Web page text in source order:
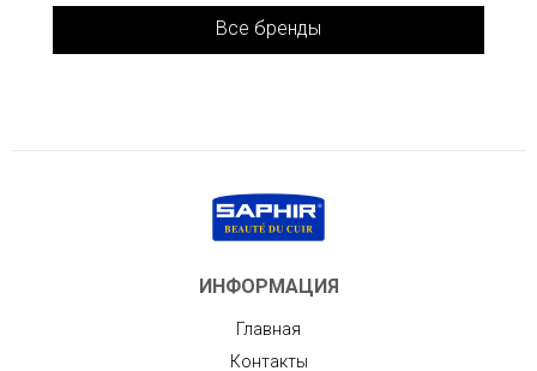
Все бренды
ИНФОРМАЦИЯ
Главная
Контакты